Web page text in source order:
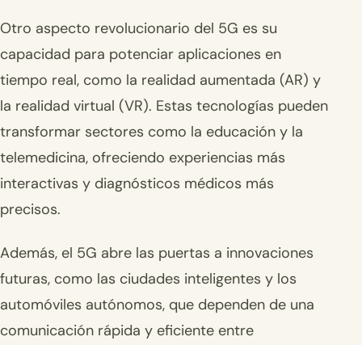
Otro aspecto revolucionario del 5G es su
capacidad para potenciar aplicaciones en
tiempo real, como la realidad aumentada (AR) y
la realidad virtual (VR). Estas tecnologías pueden
transformar sectores como la educación y la
telemedicina, ofreciendo experiencias más
interactivas y diagnósticos médicos más
precisos.
Además, el 5G abre las puertas a innovaciones
futuras, como las ciudades inteligentes y los
automóviles autónomos, que dependen de una
comunicación rápida y eficiente entre